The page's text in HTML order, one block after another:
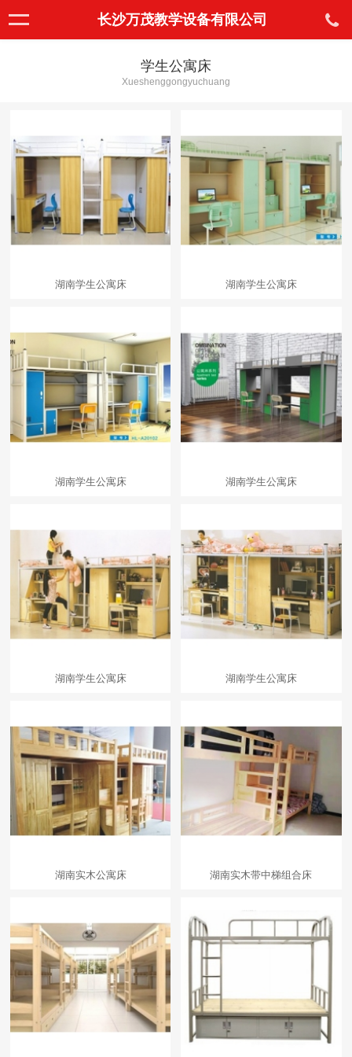
长沙万茂教学设备有限公司
学生公寓床
Xueshenggongyuchuang
湖南学生公寓床 湖南学生公寓床
湖南学生公寓床 湖南学生公寓床
湖南学生公寓床 湖南学生公寓床
湖南实木公寓床 湖南实木带中梯组合床